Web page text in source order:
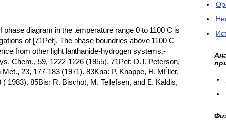
diagram in the temperature range 0 to 1100 C is
of [71Pet]. The phase boundries above 1100 C
from other light lanthanide-hydrogen systems.-
Chem., 59, 1222-1226 (1955). 71Pet: D.T. Peterson,
23, 177-183 (1971). 83Kna: P. Knappe, H. MЃller,
1983). 85Bis: R. Bischot, M. Tellefsen, and E. Kaldis,